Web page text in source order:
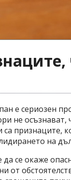
е сериозен
не
са признаците,
на
се окаже
от